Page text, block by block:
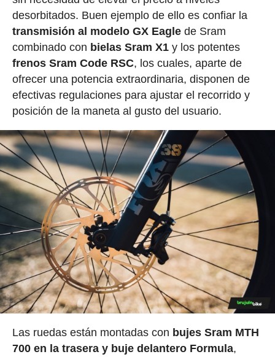
desorbitados. Buen ejemplo de ello es confiar la
transmisión al modelo GX Eaglede Sram
combinado con bielas Sram X1y los potentes
frenos Sram Code RSC, los cuales, aparte de
ofrecer una potencia extraordinaria, disponen de
efectivas regulaciones para ajustar el recorrido y
posición de la maneta al gusto del usuario.
Las ruedas están montadas con bujes Sram MTH
700 en la trasera y buje delantero Formula,